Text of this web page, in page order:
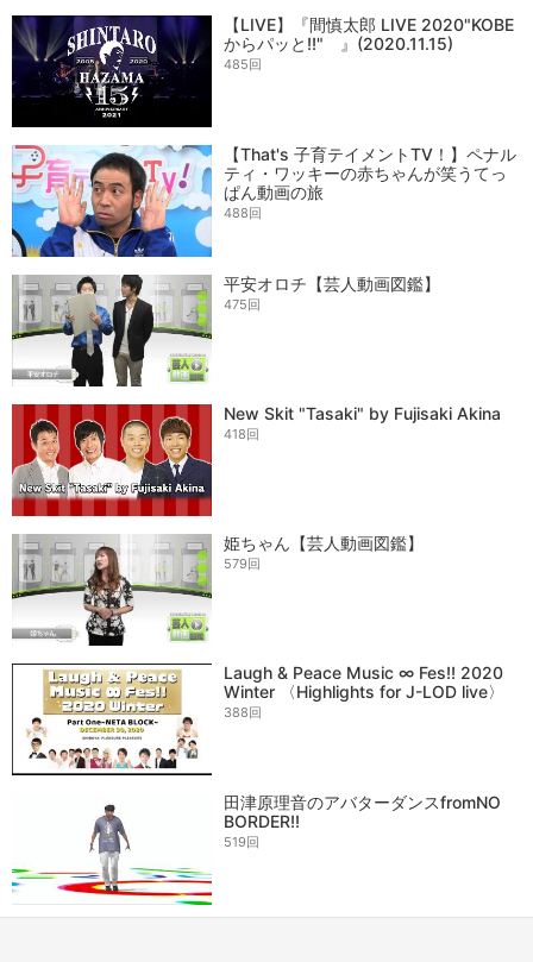
【LIVE】『間慎太郎 LIVE 2020"KOBE
からパッと!!" 』(2020.11.15)
485回
【That's 子育テイメントTV！】ペナル
ティ・ワッキーの赤ちゃんが笑うてっ
ぱん動画の旅
488回
平安オロチ【芸人動画図鑑】
475回
New Skit "Tasaki" by Fujisaki Akina
418回
姫ちゃん【芸人動画図鑑】
579回
Laugh & Peace Music ∞ Fes!! 2020
Winter 〈Highlights for J-LOD live〉
388回
田津原理音のアバターダンスfromNO
BORDER!!
519回